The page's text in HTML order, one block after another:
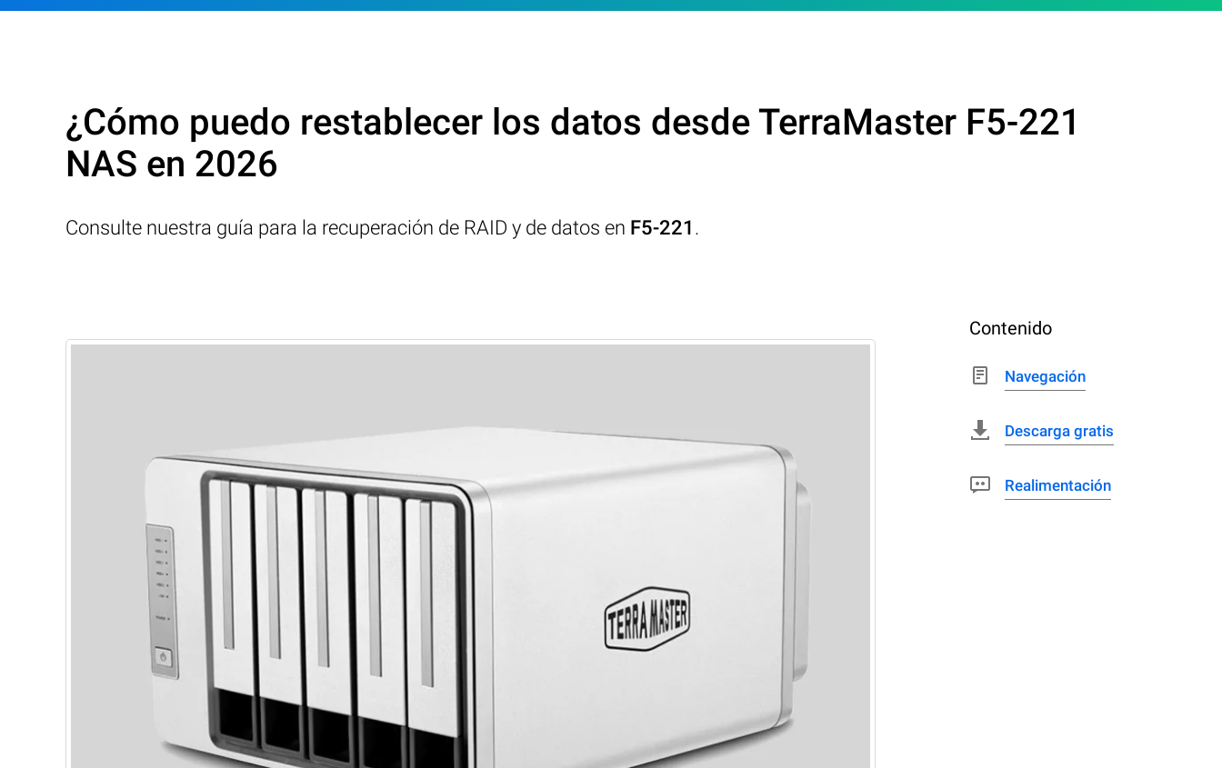
¿Cómo puedo restablecer los datos desde TerraMaster F5-221
NAS en 2026
Consulte nuestra guía para la recuperación de RAID y de datos en F5-221 .
Contenido
Navegación
Descarga gratis
Realimentación